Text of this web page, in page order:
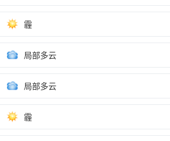
霾
局部多云
局部多云
霾